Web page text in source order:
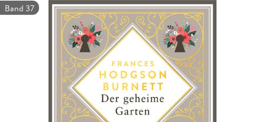
Band 37